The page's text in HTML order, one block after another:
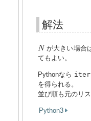
解法
N
N が大きい場合
てもよい。
Pythonなら
を得られる。
並び順も元のリ
Python3